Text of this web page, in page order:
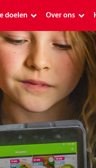
1 januari 2026
doelen
doelen
2026
doelen
Over ons
Over ons
Geschiedenis
Postcode
Onze